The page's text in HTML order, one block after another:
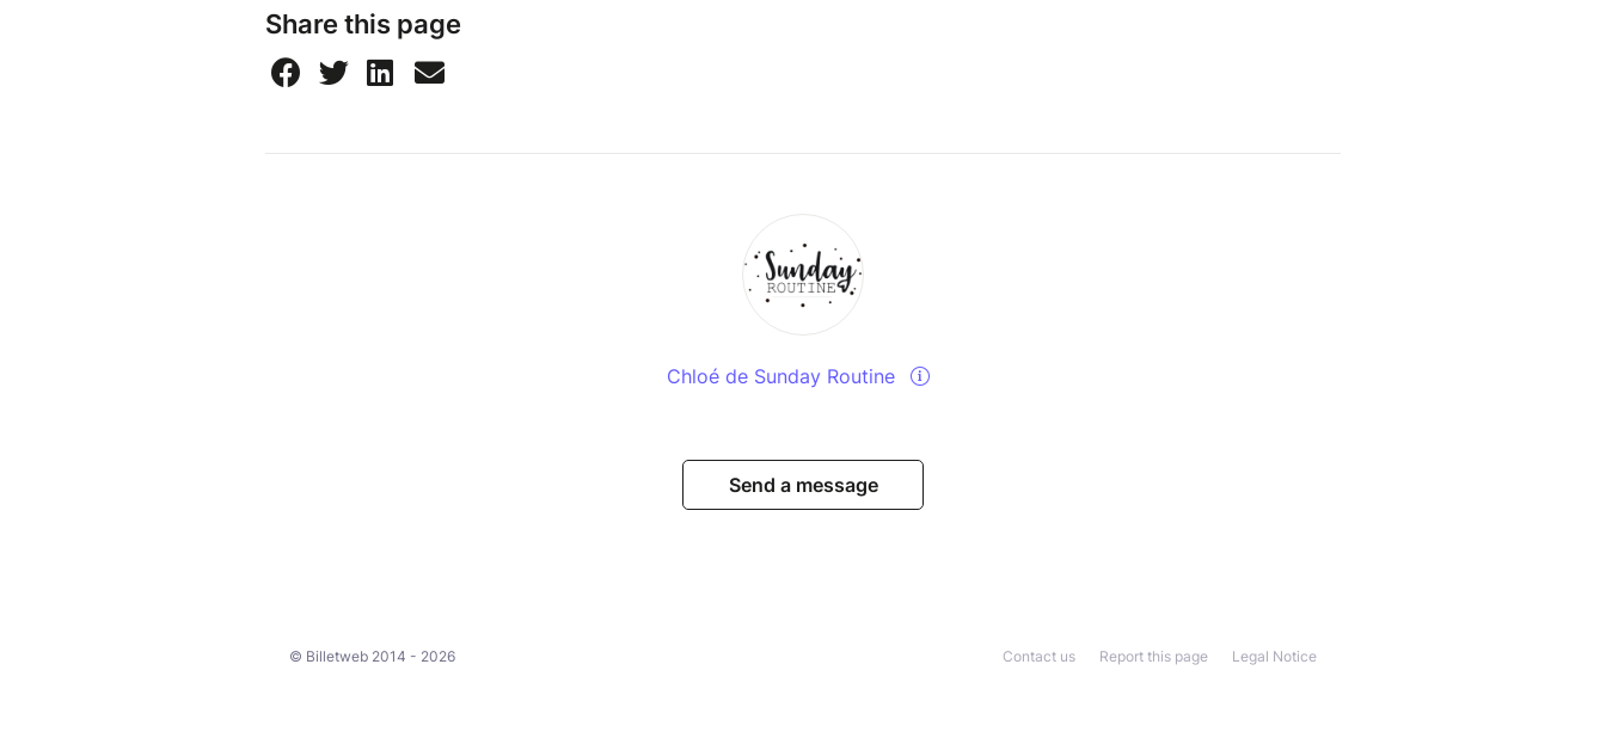
Share this page
Chloé de Sunday Routine
Send a message
© Billetweb 2014 - 2026 Legal Notice
Report this page
Contact us